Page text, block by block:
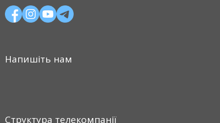
Напишіть нам
Структура телекомпанії